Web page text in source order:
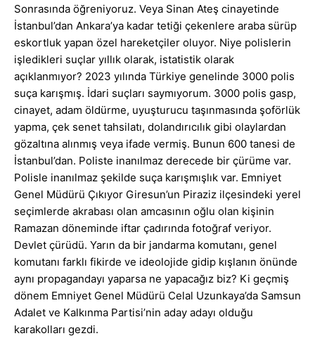
Sonrasında öğreniyoruz. Veya Sinan Ateş cinayetinde
İstanbul’dan Ankara’ya kadar tetiği çekenlere araba sürüp
eskortluk yapan özel hareketçiler oluyor. Niye polislerin
işledikleri suçlar yıllık olarak, istatistik olarak
açıklanmıyor? 2023 yılında Türkiye genelinde 3000 polis
suça karışmış. İdari suçları saymıyorum. 3000 polis gasp,
cinayet, adam öldürme, uyuşturucu taşınmasında şoförlük
yapma, çek senet tahsilatı, dolandırıcılık gibi olaylardan
gözaltına alınmış veya ifade vermiş. Bunun 600 tanesi de
İstanbul’dan. Poliste inanılmaz derecede bir çürüme var.
Polisle inanılmaz şekilde suça karışmışlık var. Emniyet
Genel Müdürü Çıkıyor Giresun’un Piraziz ilçesindeki yerel
seçimlerde akrabası olan amcasının oğlu olan kişinin
Ramazan döneminde iftar çadırında fotoğraf veriyor.
Devlet çürüdü. Yarın da bir jandarma komutanı, genel
komutanı farklı fikirde ve ideolojide gidip kışlanın önünde
aynı propagandayı yaparsa ne yapacağız biz? Ki geçmiş
dönem Emniyet Genel Müdürü Celal Uzunkaya’da Samsun
Adalet ve Kalkınma Partisi’nin aday adayı olduğu
karakolları gezdi.